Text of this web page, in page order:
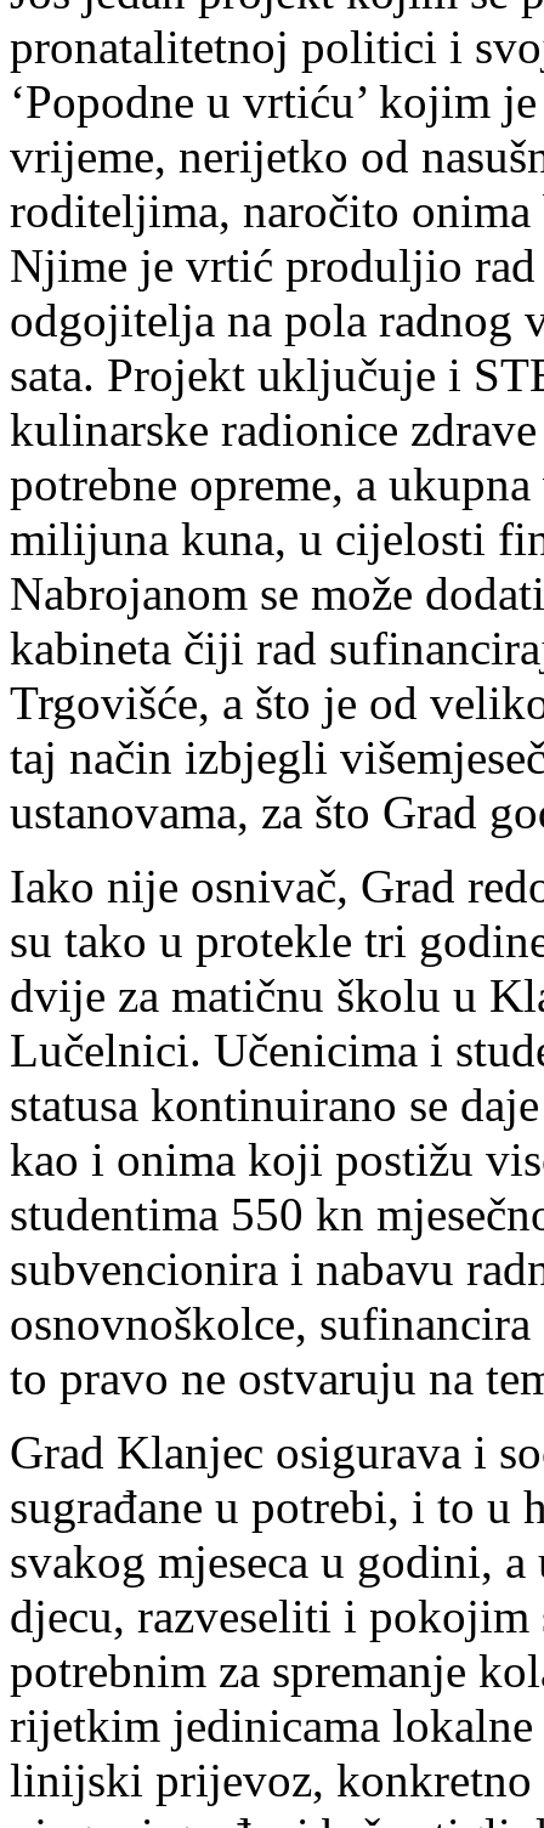
pronatalitetnoj politici i
‘Popodne u vrtiću’ kojim
vrijeme, nerijetko od
roditeljima, naročito onima
Njime je vrtić produljio rad
odgojitelja na pola radnog
sata. Projekt uključuje i
kulinarske radionice
potrebne opreme, a
milijuna kuna, u cijelosti
Nabrojanom se može
kabineta čiji rad
Trgovišće, a što je od
taj način izbjegli
ustanovama, za što Grad
Iako nije osnivač, Grad
su tako u protekle tri
dvije za matičnu školu u
Lučelnici. Učenicima i
statusa kontinuirano se
kao i onima koji postižu
studentima 550 kn
subvencionira i nabavu
osnovnoškolce,
to pravo ne ostvaruju na
Grad Klanjec osigurava i
sugrađane u potrebi, i to u
svakog mjeseca u godini,
djecu, razveseliti i pokojim
potrebnim za spremanje
rijetkim jedinicama
linijski prijevoz, konkretno